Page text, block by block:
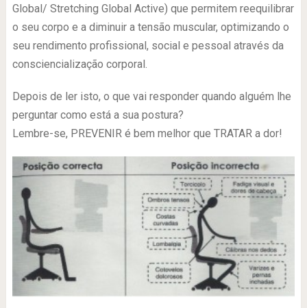
Global/ Stretching Global Active) que permitem reequilibrar
o seu corpo e a diminuir a tensão muscular, optimizando o
seu rendimento profissional, social e pessoal através da
consciencialização corporal.
Depois de ler isto, o que vai responder quando alguém lhe
perguntar como está a sua postura?
Lembre-se, PREVENIR é bem melhor que TRATAR a dor!